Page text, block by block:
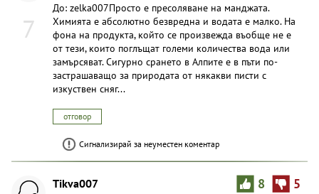
7
До: zelka007Просто е пресоляване на манджата.
Химията е абсолютно безвредна и водата е малко. На
фона на продукта, който се произвежда въобще не е
от тези, които поглъщат големи количества вода или
замърсяват. Сигурно срането в Алпите е в пъти по-
застрашаващо за природата от някакви писти с
изкуствен сняг...
отговор
Сигнализирай за неуместен коментар
8 5
Tikva007